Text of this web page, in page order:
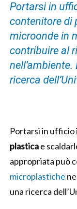
Portarsi in
contenitore di
microonde in
contribuire al
ricerca
Portarsi in ufficio
plasticae
appropriata può
microplastiche
una ricerca